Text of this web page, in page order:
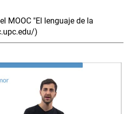
MOOC "El lenguaje de la
)